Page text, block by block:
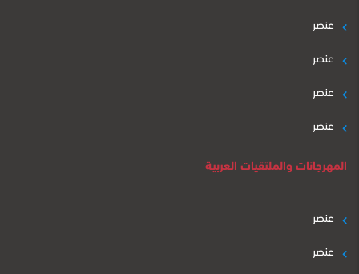
عنصر
عنصر
عنصر
عنصر
المهرجانات والملتقيات العربية
عنصر
عنصر